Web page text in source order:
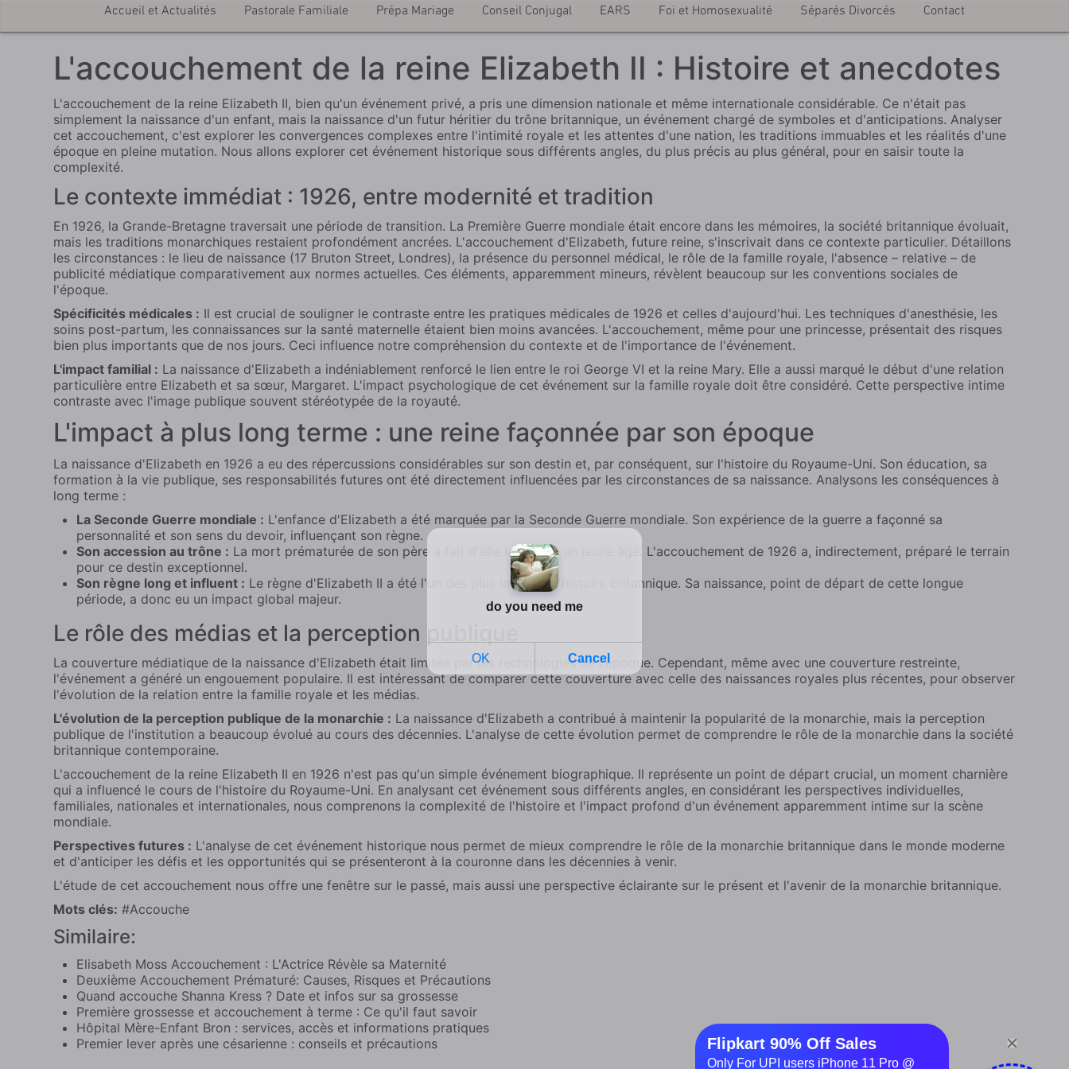
Accueil et Actualités Pastorale Familiale Prépa Mariage Conseil Conjugal EARS Foi et Homosexualité Séparés Divorcés Contact
L'accouchement de la reine Elizabeth II : Histoire et anecdotes
L'accouchement de la reine Elizabeth II, bien qu'un événement privé, a pris une dimension nationale et même internationale considérable. Ce n'était pas
simplement la naissance d'un enfant, mais la naissance d'un futur héritier du trône britannique, un événement chargé de symboles et d'anticipations. Analyser
cet accouchement, c'est explorer les convergences complexes entre l'intimité royale et les attentes d'une nation, les traditions immuables et les réalités d'une
époque en pleine mutation. Nous allons explorer cet événement historique sous différents angles, du plus précis au plus général, pour en saisir toute la
complexité.
Le contexte immédiat : 1926, entre modernité et tradition
En 1926, la Grande-Bretagne traversait une période de transition. La Première Guerre mondiale était encore dans les mémoires, la société britannique évoluait,
mais les traditions monarchiques restaient profondément ancrées. L'accouchement d'Elizabeth, future reine, s'inscrivait dans ce contexte particulier. Détaillons
les circonstances : le lieu de naissance (17 Bruton Street, Londres), la présence du personnel médical, le rôle de la famille royale, l'absence – relative – de
publicité médiatique comparativement aux normes actuelles. Ces éléments, apparemment mineurs, révèlent beaucoup sur les conventions sociales de
l'époque.
Spécificités médicales : Il est crucial de souligner le contraste entre les pratiques médicales de 1926 et celles d'aujourd'hui. Les techniques d'anesthésie, les
soins post-partum, les connaissances sur la santé maternelle étaient bien moins avancées. L'accouchement, même pour une princesse, présentait des risques
bien plus importants que de nos jours. Ceci influence notre compréhension du contexte et de l'importance de l'événement.
L'impact familial : La naissance d'Elizabeth a indéniablement renforcé le lien entre le roi George VI et la reine Mary. Elle a aussi marqué le début d'une relation
particulière entre Elizabeth et sa sœur, Margaret. L'impact psychologique de cet événement sur la famille royale doit être considéré. Cette perspective intime
contraste avec l'image publique souvent stéréotypée de la royauté.
L'impact à plus long terme : une reine façonnée par son époque
La naissance d'Elizabeth en 1926 a eu des répercussions considérables sur son destin et, par conséquent, sur l'histoire du Royaume-Uni. Son éducation, sa
formation à la vie publique, ses responsabilités futures ont été directement influencées par les circonstances de sa naissance. Analysons les conséquences à
long terme :
La Seconde Guerre mondiale : L'enfance d'Elizabeth a été marquée par la Seconde Guerre mondiale. Son expérience de la guerre a façonné sa
personnalité et son sens du devoir, influençant son règne.
Son accession au trône : La mort prématurée de son père a fait d'elle la reine à un jeune âge. L'accouchement de 1926 a, indirectement, préparé le terrain
pour ce destin exceptionnel.
Son règne long et influent : Le règne d'Elizabeth II a été l'un des plus longs de l'histoire britannique. Sa naissance, point de départ de cette longue
période, a donc eu un impact global majeur.
Le rôle des médias et la perception publique
La couverture médiatique de la naissance d'Elizabeth était limitée par les technologies de l'époque. Cependant, même avec une couverture restreinte,
l'événement a généré un engouement populaire. Il est intéressant de comparer cette couverture avec celle des naissances royales plus récentes, pour observer
l'évolution de la relation entre la famille royale et les médias.
L'évolution de la perception publique de la monarchie : La naissance d'Elizabeth a contribué à maintenir la popularité de la monarchie, mais la perception
publique de l'institution a beaucoup évolué au cours des décennies. L'analyse de cette évolution permet de comprendre le rôle de la monarchie dans la société
britannique contemporaine.
L'accouchement de la reine Elizabeth II en 1926 n'est pas qu'un simple événement biographique. Il représente un point de départ crucial, un moment charnière
qui a influencé le cours de l'histoire du Royaume-Uni. En analysant cet événement sous différents angles, en considérant les perspectives individuelles,
familiales, nationales et internationales, nous comprenons la complexité de l'histoire et l'impact profond d'un événement apparemment intime sur la scène
mondiale.
Perspectives futures : L'analyse de cet événement historique nous permet de mieux comprendre le rôle de la monarchie britannique dans le monde moderne
et d'anticiper les défis et les opportunités qui se présenteront à la couronne dans les décennies à venir.
L'étude de cet accouchement nous offre une fenêtre sur le passé, mais aussi une perspective éclairante sur le présent et l'avenir de la monarchie britannique.
Mots clés: #Accouche
Similaire:
Elisabeth Moss Accouchement : L'Actrice Révèle sa Maternité
Deuxième Accouchement Prématuré: Causes, Risques et Précautions
Quand accouche Shanna Kress ? Date et infos sur sa grossesse
Première grossesse et accouchement à terme : Ce qu'il faut savoir
Hôpital Mère-Enfant Bron : services, accès et informations pratiques
Premier lever après une césarienne : conseils et précautions